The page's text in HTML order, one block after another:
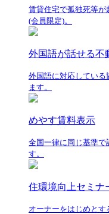
賃貸住宅で孤独死等が
(会員限定)。
外国語が話せる不
外国語に対応している
ます。
めやす賃料表示
全国一律に同じ基準
す。
住環境向上セミナ
オーナーをはじめと